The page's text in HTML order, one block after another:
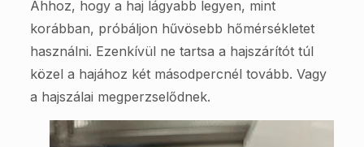
Ahhoz, hogy a haj lágyabb legyen, mint
korábban, próbáljon hűvösebb hőmérsékletet
használni. Ezenkívül ne tartsa a hajszárítót túl
közel a hajához két másodpercnél tovább. Vagy
a hajszálai megperzselődnek.